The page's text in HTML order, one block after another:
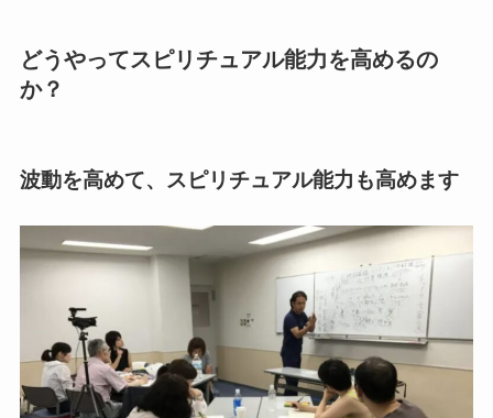
どうやってスピリチュアル能力を高めるの
か？
波動を高めて、スピリチュアル能力も高めます